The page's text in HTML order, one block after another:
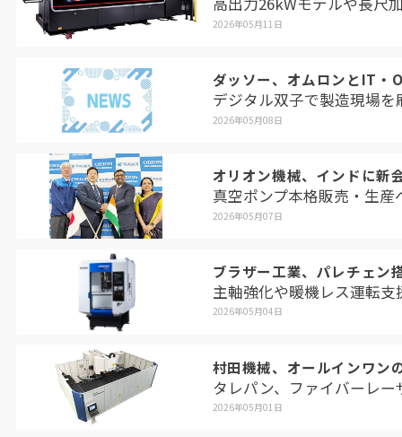
2026年05月11日
ダッソー、オムロンとIT・
デジタル双子で製造現場を
2026年05月08日
オリオン機械、インドに新
真空ポンプ本格販売・生産
2026年05月07日
ブラザー工業、パレチェン
主軸強化や暖機レス運転支
2026年05月04日
村田機械、オールインワン
タレパン、ファイバーレ
2026年05月01日